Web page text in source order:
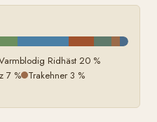
Ridhäst 20 %
7 % Trakehner 3 %